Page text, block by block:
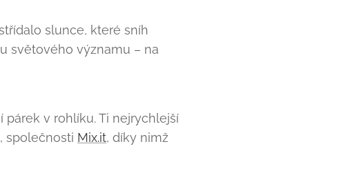
slunce, které sníh
světového významu – na
v rohlíku. Ti nejrychlejší
společnosti Mix.it, díky nimž